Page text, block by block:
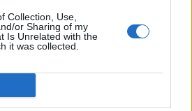
Collection, Use,
or Sharing of my
Is Unrelated with the
it was collected.
de sécurité